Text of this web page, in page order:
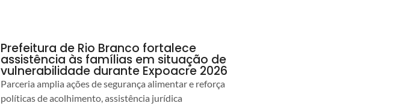
Prefeitura de Rio Branco fortalece
assistência às famílias em situação de
vulnerabilidade durante Expoacre 2026
Parceria amplia ações de segurança alimentar e reforça
políticas de acolhimento, assistência jurídica